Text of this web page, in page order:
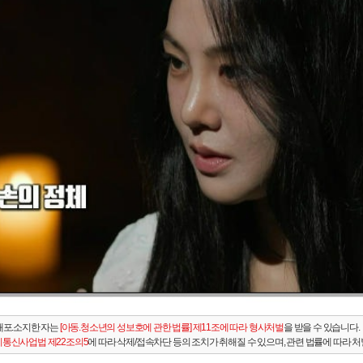
포.소지한 자는[아동.청소년의 성보호에 관한 법률] 제11조에 따라 형사처벌을 받을 수 있습니다.
통신사업법 제22조의5에 따라 삭제/접속차단 등의 조치가 취해질 수 있으며, 관련 법률에 따라